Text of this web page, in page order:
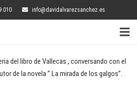
010 info@davidalvarezsanchez.es
del libro de Vallecas , conversando con el
de la novela ” La mirada de los galgos”.